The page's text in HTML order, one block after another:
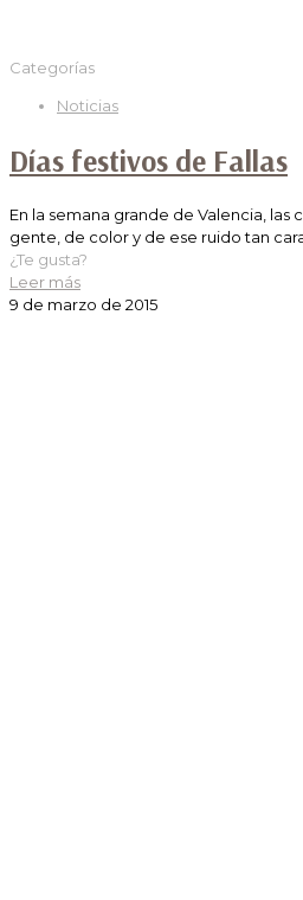
Categorías
Noticias
Días festivos de Fallas
En la semana grande de Valencia, las
gente, de color y de ese ruido tan
¿Te gusta?
Leer más
9 de marzo de 2015